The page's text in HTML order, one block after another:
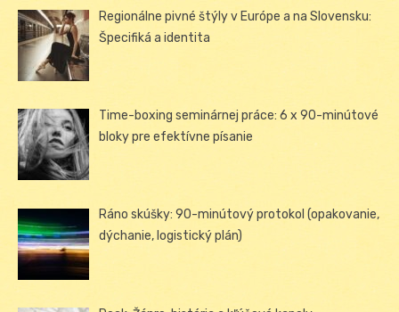
Regionálne pivné štýly v Európe a na Slovensku:
Špecifiká a identita
Time-boxing seminárnej práce: 6 x 90-minútové
bloky pre efektívne písanie
Ráno skúšky: 90-minútový protokol (opakovanie,
dýchanie, logistický plán)